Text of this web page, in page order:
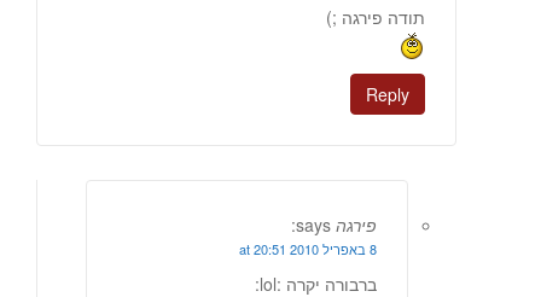
תודה פירגה ;)
Reply
פירגה says:
8 באפריל 2010 at 20:51
ברבורה יקרה :lol: